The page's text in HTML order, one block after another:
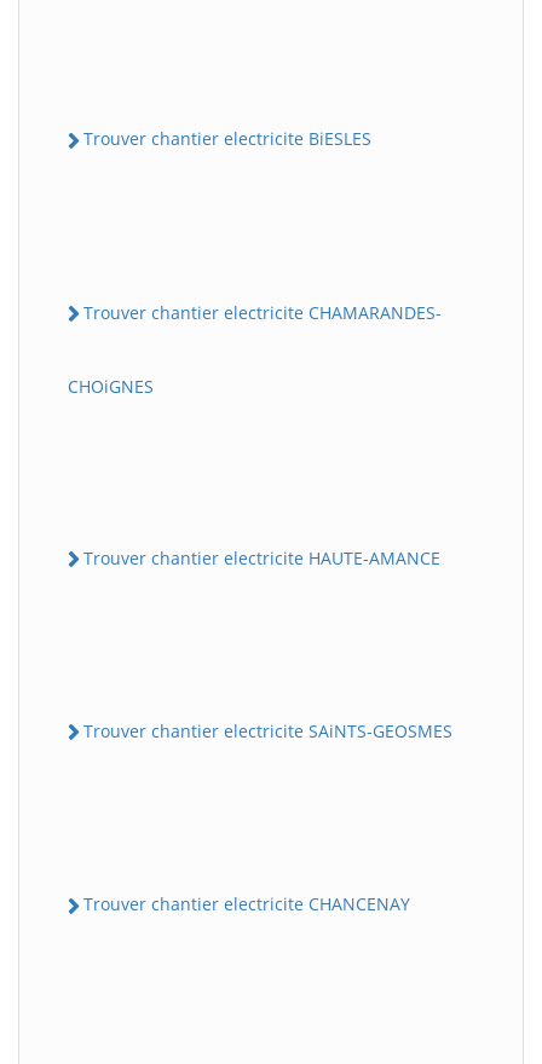
Trouver chantier electricite BiESLES
Trouver chantier electricite CHAMARANDES-
CHOiGNES
Trouver chantier electricite HAUTE-AMANCE
Trouver chantier electricite SAiNTS-GEOSMES
Trouver chantier electricite CHANCENAY